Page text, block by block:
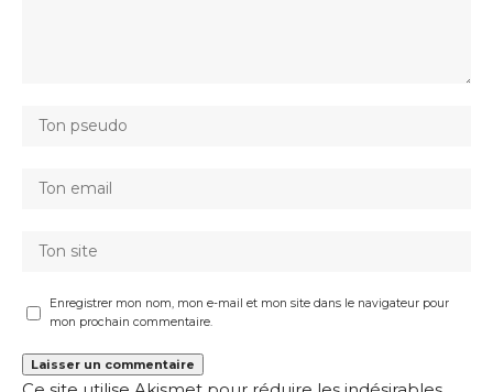
Enregistrer mon nom, mon e-mail et mon site dans le navigateur pour
mon prochain commentaire.